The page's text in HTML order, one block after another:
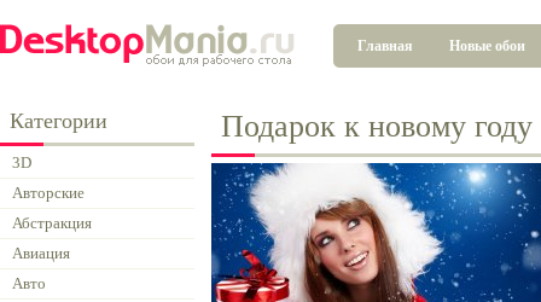
Главная Новые обои
Категории
3D
Авторские
Абстракция
Авиация
Авто
Подарок к новому году